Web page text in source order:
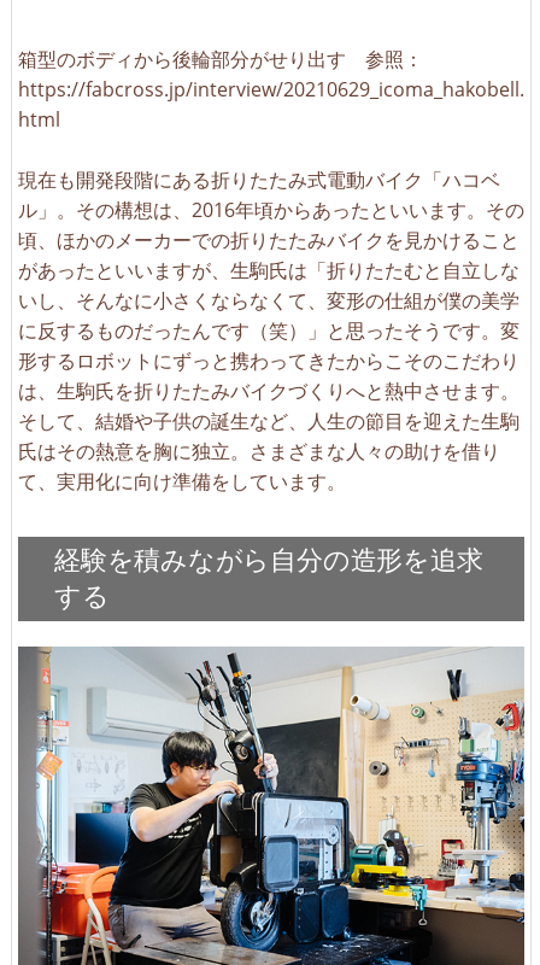
箱型のボディから後輪部分がせり出す 参照：
https://fabcross.jp/interview/20210629_icoma_hakobell.
html
現在も開発段階にある折りたたみ式電動バイク「ハコベ
ル」。その構想は、2016年頃からあったといいます。その
頃、ほかのメーカーでの折りたたみバイクを見かけること
があったといいますが、生駒氏は「折りたたむと自立しな
いし、そんなに小さくならなくて、変形の仕組が僕の美学
に反するものだったんです（笑）」と思ったそうです。変
形するロボットにずっと携わってきたからこそのこだわり
は、生駒氏を折りたたみバイクづくりへと熱中させます。
そして、結婚や子供の誕生など、人生の節目を迎えた生駒
氏はその熱意を胸に独立。さまざまな人々の助けを借り
て、実用化に向け準備をしています。
経験を積みながら自分の造形を追求
する